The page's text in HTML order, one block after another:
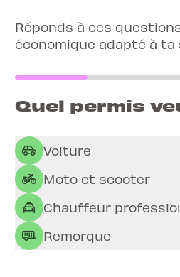
Réponds à ces
économique adapté à
Quel permis
Voiture
Moto et scooter
Chauffeur
Remorque